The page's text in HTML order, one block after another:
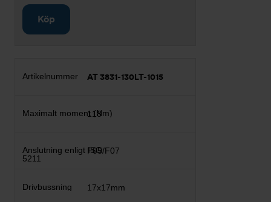
Köp
AT 3831-130LT-1015
118
F05/F07
17x17mm